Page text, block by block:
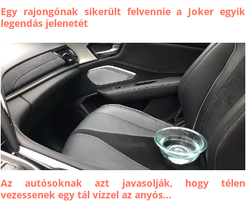
Egy rajongónak sikerült felvennie a Joker egyik
legendás jelenetét
Az autósoknak azt javasolják, hogy télen
vezessenek egy tál vízzel az anyós...